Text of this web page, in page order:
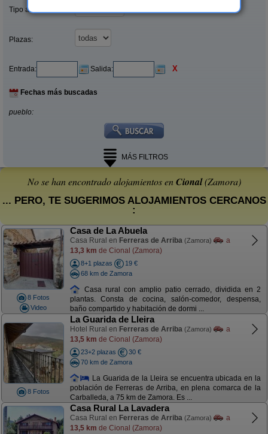
Tipo alquiler:
Plazas:
Entrada: Salida: X
Fechas más buscadas
pueblo:
MÁS FILTROS
No se han encontrado alojamientos enCional(Zamora)
... PERO, TE SUGERIMOS ALOJAMIENTOS CERCANOS
:
8 Fotos
Video
Casa de La Abuela
Casa Rural en Ferreras de Arriba (Zamora)
a
13,3 km de Cional (Zamora)
8+1 plazas
19 €
68 km de Zamora
Casa rural con amplio patio cerrado, dividida en 2
plantas. Consta de cocina, salón-comedor, despensa,
baño compartido y habitación de dormi ...
8 Fotos
La Guarida de Lleira
Hotel Rural en Ferreras de Arriba (Zamora)
a
13,5 km de Cional (Zamora)
23+2 plazas
30 €
70 km de Zamora
La Guarida de la Lleira se encuentra ubicada en la
población de Ferreras de Arriba, en plena comarca de la
Carballeda, a 75 km de Zamora. Es ...
Casa Rural La Lavadera
Casa Rural en Ferreras de Arriba (Zamora)
a
13,5 km de Cional (Zamora)